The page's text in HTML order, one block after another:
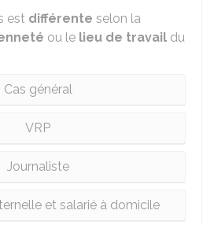
est différente selon la
ou le lieu de travail du
Cas général
VRP
Journaliste
et salarié à domicile